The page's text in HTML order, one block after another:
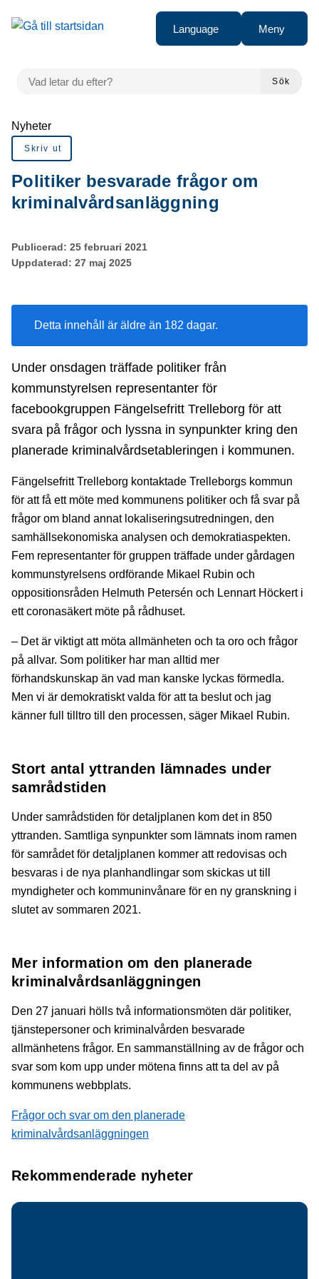
Gå till innehåll
Language Meny
VAD LETAR DU EFTER?
Sök
Du är här:
Nyheter
Skriv ut
Politiker besvarade frågor om
kriminalvårdsanläggning
Publicerad: 25 februari 2021
Uppdaterad: 27 maj 2025
Detta innehåll är äldre än 182 dagar.
Under onsdagen träffade politiker från
kommunstyrelsen representanter för
facebookgruppen Fängelsefritt Trelleborg för att
svara på frågor och lyssna in synpunkter kring den
planerade kriminalvårdsetableringen i kommunen.
Fängelsefritt Trelleborg kontaktade Trelleborgs kommun
för att få ett möte med kommunens politiker och få svar på
frågor om bland annat lokaliseringsutredningen, den
samhällsekonomiska analysen och demokratiaspekten.
Fem representanter för gruppen träffade under gårdagen
kommunstyrelsens ordförande Mikael Rubin och
oppositionsråden Helmuth Petersén och Lennart Höckert i
ett coronasäkert möte på rådhuset.
– Det är viktigt att möta allmänheten och ta oro och frågor
på allvar. Som politiker har man alltid mer
förhandskunskap än vad man kanske lyckas förmedla.
Men vi är demokratiskt valda för att ta beslut och jag
känner full tilltro till den processen, säger Mikael Rubin.
Stort antal yttranden lämnades under
samrådstiden
Under samrådstiden för detaljplanen kom det in 850
yttranden. Samtliga synpunkter som lämnats inom ramen
för samrådet för detaljplanen kommer att redovisas och
besvaras i de nya planhandlingar som skickas ut till
myndigheter och kommuninvånare för en ny granskning i
slutet av sommaren 2021.
Mer information om den planerade
kriminalvårdsanläggningen
Den 27 januari hölls två informationsmöten där politiker,
tjänstepersoner och kriminalvården besvarade
allmänhetens frågor. En sammanställning av de frågor och
svar som kom upp under mötena finns att ta del av på
kommunens webbplats.
Frågor och svar om den planerade
kriminalvårdsanläggningen
Rekommenderade nyheter